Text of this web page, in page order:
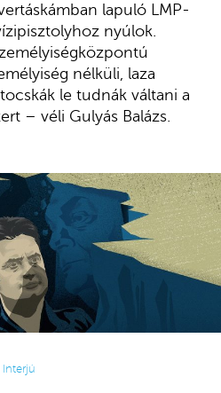
lapuló LMP-
nyúlok.
nélküli, laza
le tudnák váltani a
– véli Gulyás Balázs.
Interjú